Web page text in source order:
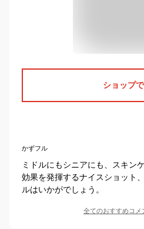
ショップ
かずフル
ミドルにもシニアにも、スキン
効果を発揮するナイスショット
ルはいかがでしょう。
全てのおすすめコメ